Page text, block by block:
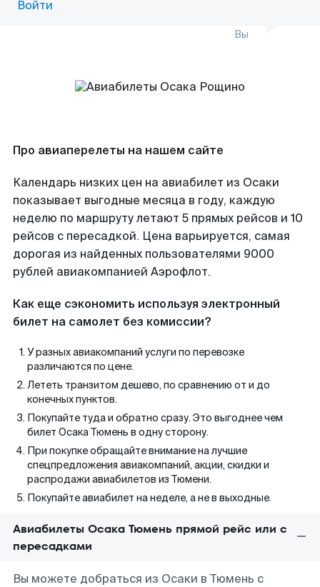
Войти
Вы
Про авиаперелеты на нашем сайте
Календарь низких цен на авиабилет из Осаки
показывает выгодные месяца в году, каждую
неделю по маршруту летают 5 прямых рейсов и 10
рейсов с пересадкой. Цена варьируется, самая
дорогая из найденных пользователями 9000
рублей авиакомпанией Аэрофлот.
Как еще сэкономить используя электронный
билет на самолет без комиссии?
У разных авиакомпаний услуги по перевозке
различаются по цене.
Лететь транзитом дешево, по сравнению от и до
конечных пунктов.
Покупайте туда и обратно сразу. Это выгоднее чем
билет Осака Тюмень в одну сторону.
При покупке обращайте внимание на лучшие
спецпредложения авиакомпаний, акции, скидки и
распродажи авиабилетов из Тюмени.
Покупайте авиабилет на неделе, а не в выходные.
Авиабилеты Осака Тюмень прямой рейс или с
пересадками
Вы можете добраться из Осаки в Тюмень с